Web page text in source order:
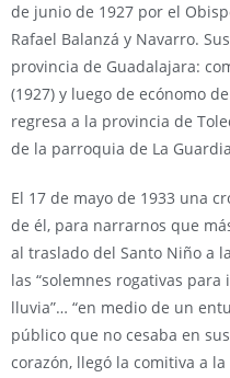
de junio de 1927 por el
Rafael Balanzá y Navarro.
provincia de Guadalajara:
(1927) y luego de ecónomo
regresa a la provincia de
de la parroquia de La
El 17 de mayo de 1933 una
de él, para narrarnos que
al traslado del Santo Niño a
las “solemnes rogativas
lluvia”… “en medio de un
público que no cesaba en
corazón, llegó la comitiva a